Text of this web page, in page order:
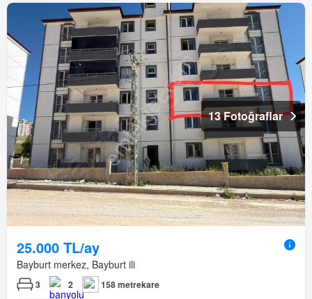
13 Fotoğraflar
25.000 TL/ay
Bayburt merkez, Bayburt ili
3 2 158 metrekare